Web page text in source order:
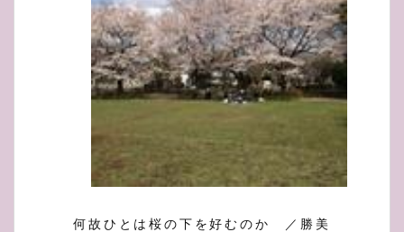
何故ひとは桜の下を好むのか ／勝美